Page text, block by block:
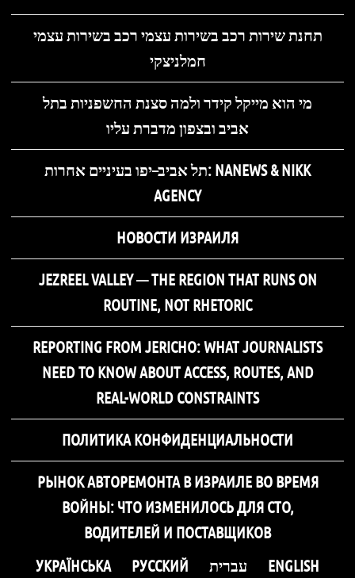
תחנת שירות רכב בשירות עצמי רכב בשירות עצמי
חמלניצקי
מי הוא מייקל קידר ולמה סצנת החשפניות בתל
אביב ובצפון מדברת עליו
תל אביב–יפו בעיניים אחרות: NANEWS & NIKK
AGENCY
НОВОСТИ ИЗРАИЛЯ
JEZREEL VALLEY — THE REGION THAT RUNS ON
ROUTINE, NOT RHETORIC
REPORTING FROM JERICHO: WHAT JOURNALISTS
NEED TO KNOW ABOUT ACCESS, ROUTES, AND
REAL-WORLD CONSTRAINTS
ПОЛИТИКА КОНФИДЕНЦИАЛЬНОСТИ
РЫНОК АВТОРЕМОНТА В ИЗРАИЛЕ ВО ВРЕМЯ
ВОЙНЫ: ЧТО ИЗМЕНИЛОСЬ ДЛЯ СТО,
ВОДИТЕЛЕЙ И ПОСТАВЩИКОВ
УКРАЇНСЬКА
РУССКИЙ עברית ENGLISH